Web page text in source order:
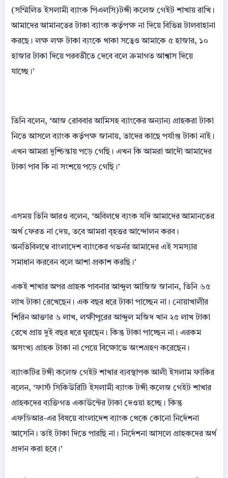
(সম্মিলিত ইসলামী ব্যাংক পিএলসি)টঙ্গী কলেজ গেইট শাখায় রাখি।
আমাদের আমানতের টাকা ব্যাংক কর্তৃপক্ষ না দিয়ে বিভিন্ন টালবাহানা
করছে। লক্ষ লক্ষ টাকা ব্যংকে থাকা সত্বেও আমাকে ৫ হাজার, ১০
হাজার টাকা দিয়ে পরবর্তীতে দেবে বলে ক্রমাগত আশ্বাস দিয়ে
যাচ্ছে।’
তিনি বলেন, ‘আজ রোববার আমিসহ ব্যাংকের অন্যান্য গ্রাহকরা টাকা
নিতে আসলে ব্যাংক কর্তৃপক্ষ জানায়, তাদের কাছে পর্যাপ্ত টাকা নাই।
এখন আমরা দুশ্চিন্তায় পড়ে গেছি। এখন কি আমরা আদৌ আমাদের
টাকা পাব কি না সংশয়ে পড়ে গেছি।’
এসময় তিনি আরও বলেন, ‘অবিলম্বে ব্যংক যদি আমাদের আমানতের
অর্থ ফেরত না দেয়, তবে আমরা বৃহত্তর আন্দোলন করব।
অনতিবিলম্বে বাংলাদেশ ব্যাংকের গভর্নর আমাদের এই সমস্যার
সমাধান করবেন বলে আশা প্রকাশ করছি।’
একই শাখার অপর গ্রাহক পাবনার আব্দুল আজিজ জানান, তিনি ৬৫
লাখ টাকা রেখেছেন। এক বছর ধরে টাকা পাচ্ছেন না। নোয়াখালীর
শিরিন আক্তার ৬ লাখ, লক্ষীপুরের আব্দুল মজিদ খান ২৫ লাখ টাকা
রেখে প্রায় দুই বছর ধরে ঘুরছেন। কিন্তু টাকা পাচ্ছেন না। এরকম
অসংখ্য গ্রাহক টাকা না পেয়ে বিক্ষোভে অংশগ্রহণ করেছেন।
ব্যাংকটির টঙ্গী কলেজ গেইট শাখার ব্যবস্থাপক আলী ইসলাম ফাকির
বলেন, ‘ফার্স্ট সিকিউরিটি ইসলামী ব্যাংক টঙ্গী কলেজ গেইট শাখার
গ্রাহকদের ব্যক্তিগত একাউন্টের টাকা দেওয়া হচ্ছে। কিন্তু
এফডিআর-এর বিষয়ে বাংলাদেশ ব্যাংক থেকে কোনো নির্দেশনা
আসেনি। তাই টাকা দিতে পারছি না। নির্দেশনা আসলে গ্রাহকদের অর্থ
প্রদান করা হবে।’